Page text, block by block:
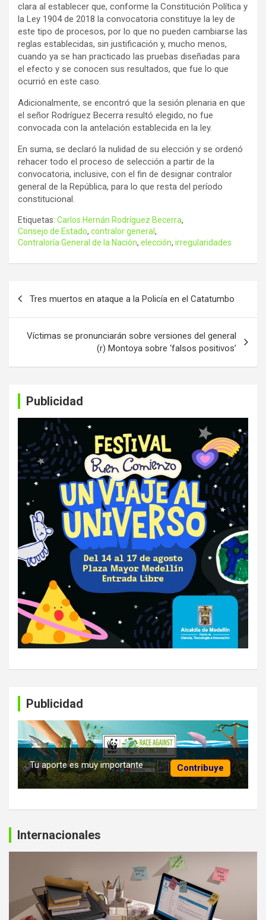
clara al establecer que, conforme la Constitución Política y
la Ley 1904 de 2018 la convocatoria constituye la ley de
este tipo de procesos, por lo que no pueden cambiarse las
reglas establecidas, sin justificación y, mucho menos,
cuando ya se han practicado las pruebas diseñadas para
el efecto y se conocen sus resultados, que fue lo que
ocurrió en este caso.
Adicionalmente, se encontró que la sesión plenaria en que
el señor Rodríguez Becerra resultó elegido, no fue
convocada con la antelación establecida en la ley.
En suma, se declaró la nulidad de su elección y se ordenó
rehacer todo el proceso de selección a partir de la
convocatoria, inclusive, con el fin de designar contralor
general de la República, para lo que resta del período
constitucional.
Etiquetas: Carlos Hernán Rodríguez Becerra,
Consejo de Estado, contralor general ,
Contraloría General de la Nación, elección, irregularidades
entradas
Tres muertos en ataque a la Policía en el Catatumbo
Víctimas se pronunciarán sobre versiones del general
(r) Montoya sobre ‘falsos positivos’
Publicidad
Publicidad
Contribuye
Tu aporte es muy importante
Internacionales